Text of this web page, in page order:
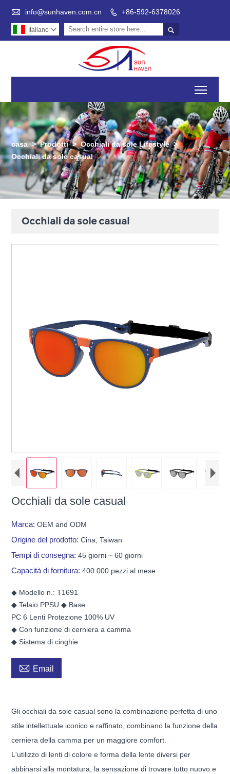
 info@sunhaven.com.cn  +86-592-6378026

Italiano 
casa > Prodotti > Occhiali da sole Lifestyle >
Occhiali da sole casual
Occhiali da sole casual
Occhiali da sole casual
Marca:OEM and ODM
Origine del prodotto:Cina, Taiwan
Tempi di consegna:45 giorni ~ 60 giorni
Capacità di fornitura:400.000 pezzi al mese
◆ Modello n.: T1691
◆ Telaio PPSU ◆ Base
PC 6 Lenti Protezione 100% UV
◆ Con funzione di cerniera a camma
◆ Sistema di cinghie
 Email
Gli occhiali da sole casual sono la combinazione perfetta di uno
stile intellettuale iconico e raffinato, combinano la funzione della
cerniera della camma per un maggiore comfort.
L'utilizzo di lenti di colore e forma della lente diversi per
abbinarsi alla montatura, la sensazione di trovare tutto nuovo e